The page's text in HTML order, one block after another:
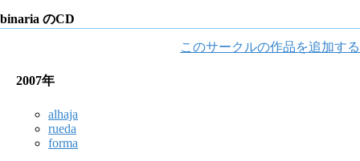
binaria のCD
このサークルの作品を追加する
2007年
alhaja
rueda
forma